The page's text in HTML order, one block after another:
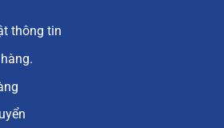
thông tin